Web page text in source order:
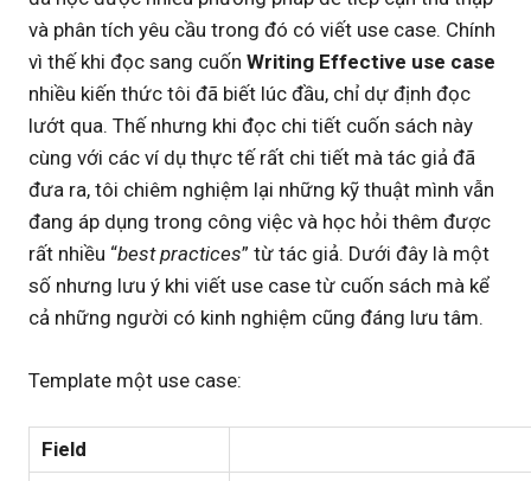
và phân tích yêu cầu trong đó có viết use case. Chính
vì thế khi đọc sang cuốn Writing Effective use case
nhiều kiến thức tôi đã biết lúc đầu, chỉ dự định đọc
lướt qua. Thế nhưng khi đọc chi tiết cuốn sách này
cùng với các ví dụ thực tế rất chi tiết mà tác giả đã
đưa ra, tôi chiêm nghiệm lại những kỹ thuật mình vẫn
đang áp dụng trong công việc và học hỏi thêm được
rất nhiều “best practices” từ tác giả. Dưới đây là một
số nhưng lưu ý khi viết use case từ cuốn sách mà kể
cả những người có kinh nghiệm cũng đáng lưu tâm.
Template một use case:
Field